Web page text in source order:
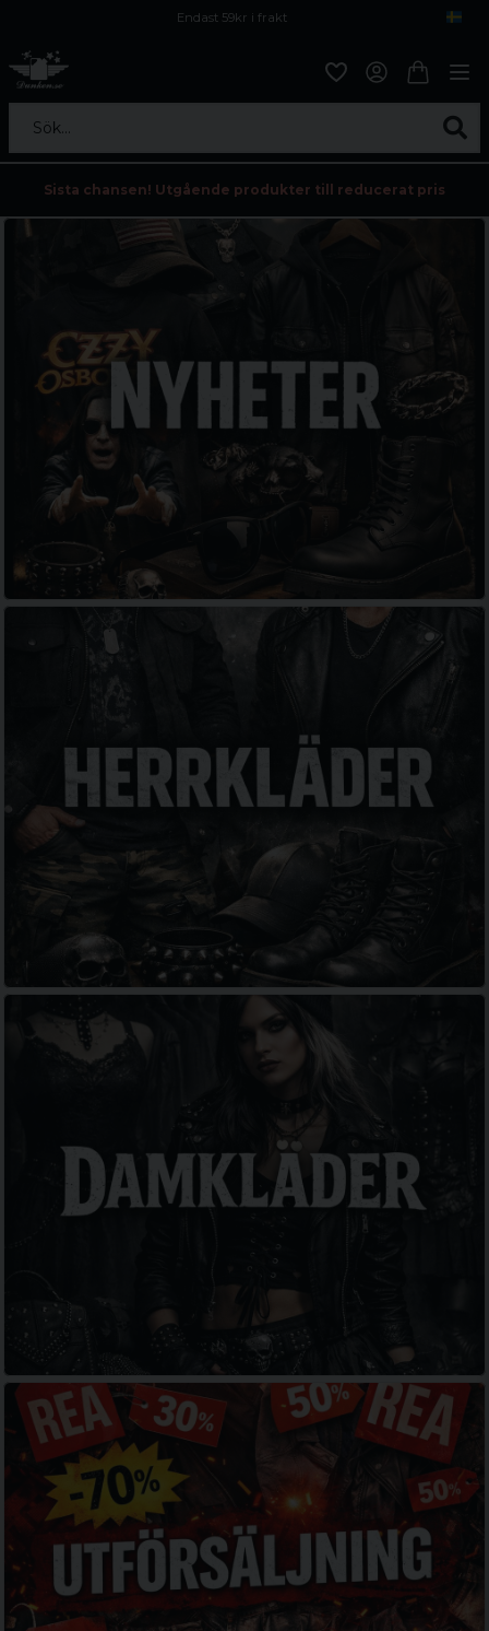
Endast 59kr i frakt
Sök...
Sista chansen! Utgående produkter till reducerat pris